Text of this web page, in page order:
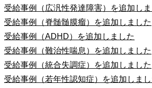
受給事例（広汎性発達障害）を追加し
受給事例（脊髄髄膜瘤）を追加しました
受給事例（ADHD）を追加しました
受給事例（難治性喘息）を追加しました
受給事例（統合失調症）を追加しました
受給事例（若年性認知症）を追加しまし